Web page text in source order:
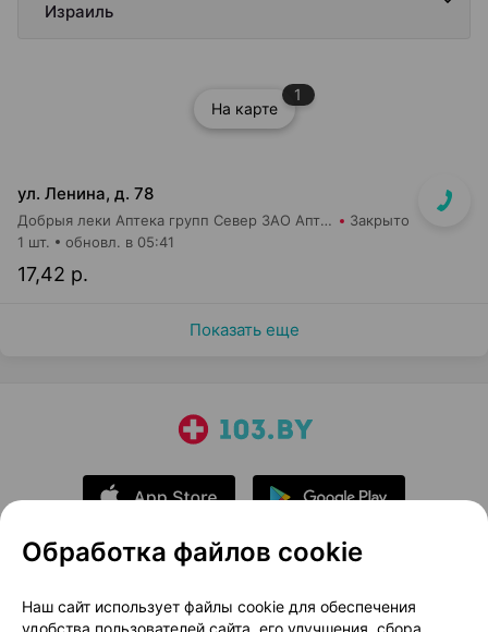
Израиль
На карте
1
ул. Ленина, д. 78
Добрыя леки Аптека групп Север ЗАО Аптека №31 Закрыто
17,42 р.
1 шт. обновл. в 05:41
Показать еще
О проекте
Новости проекта
Обработка файлов cookie
Наш сайт использует файлы cookie для обеспечения
удобства пользователей сайта, его улучшения, сбора